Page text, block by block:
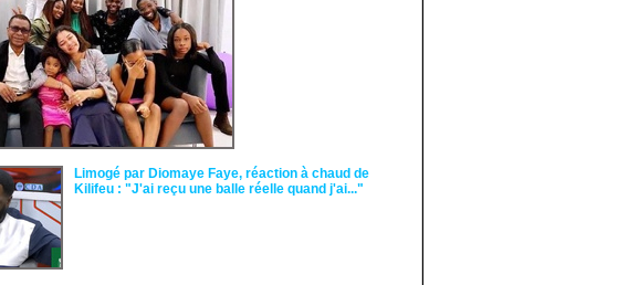
Limogé par Diomaye Faye, réaction à chaud de
Kilifeu : "J'ai reçu une balle réelle quand j'ai..."